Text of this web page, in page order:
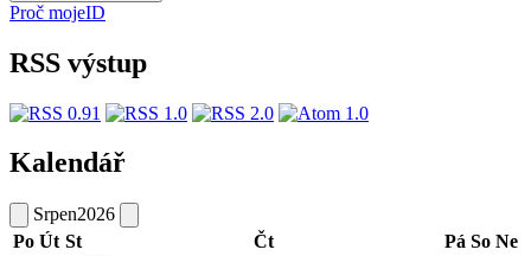
Proč mojeID
RSS výstup
Kalendář
Srpen2026
Po Út St Čt Pá So Ne